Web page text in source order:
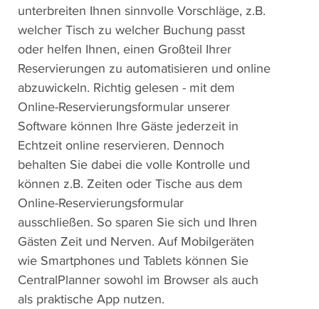
unterbreiten Ihnen sinnvolle Vorschläge, z.B.
welcher Tisch zu welcher Buchung passt
oder helfen Ihnen, einen Großteil Ihrer
Reservierungen zu automatisieren und online
abzuwickeln. Richtig gelesen - mit dem
Online-Reservierungsformular unserer
Software können Ihre Gäste jederzeit in
Echtzeit online reservieren. Dennoch
behalten Sie dabei die volle Kontrolle und
können z.B. Zeiten oder Tische aus dem
Online-Reservierungsformular
ausschließen. So sparen Sie sich und Ihren
Gästen Zeit und Nerven. Auf Mobilgeräten
wie Smartphones und Tablets können Sie
CentralPlanner sowohl im Browser als auch
als praktische App nutzen.